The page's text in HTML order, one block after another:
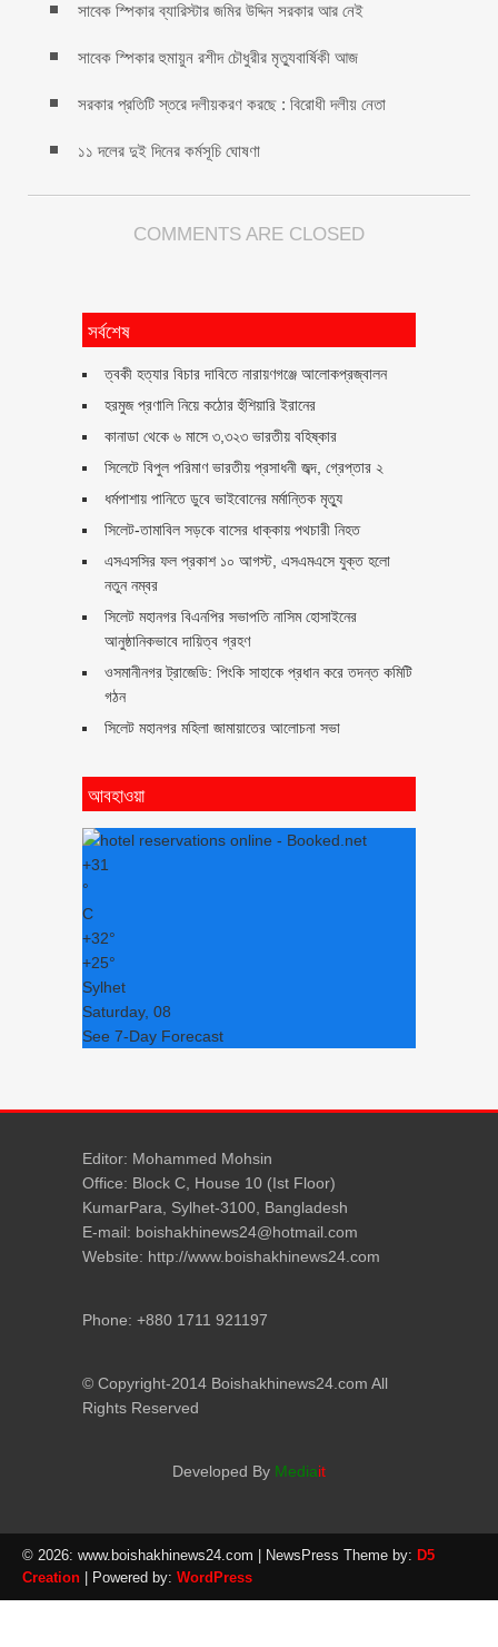
সাবেক স্পিকার ব্যারিস্টার জমির উদ্দিন সরকার আর নেই
সাবেক স্পিকার হুমায়ুন রশীদ চৌধুরীর মৃত্যুবার্ষিকী আজ
সরকার প্রতিটি স্তরে দলীয়করণ করছে : বিরোধী দলীয় নেতা
১১ দলের দুই দিনের কর্মসূচি ঘোষণা
COMMENTS ARE CLOSED
সর্বশেষ
ত্বকী হত্যার বিচার দাবিতে নারায়ণগঞ্জে আলোকপ্রজ্বালন
হরমুজ প্রণালি নিয়ে কঠোর হুঁশিয়ারি ইরানের
কানাডা থেকে ৬ মাসে ৩,৩২৩ ভারতীয় বহিষ্কার
সিলেটে বিপুল পরিমাণ ভারতীয় প্রসাধনী জব্দ, গ্রেপ্তার ২
ধর্মপাশায় পানিতে ডুবে ভাইবোনের মর্মান্তিক মৃত্যু
সিলেট-তামাবিল সড়কে বাসের ধাক্কায় পথচারী নিহত
এসএসসির ফল প্রকাশ ১০ আগস্ট, এসএমএসে যুক্ত হলো
নতুন নম্বর
সিলেট মহানগর বিএনপির সভাপতি নাসিম হোসাইনের
আনুষ্ঠানিকভাবে দায়িত্ব গ্রহণ
ওসমানীনগর ট্রাজেডি: পিংকি সাহাকে প্রধান করে তদন্ত কমিটি
গঠন
সিলেট মহানগর মহিলা জামায়াতের আলোচনা সভা
আবহাওয়া
+31
°
C
+32°
+25°
Sylhet
Saturday, 08
See 7-Day Forecast
Editor: Mohammed Mohsin
Office: Block C, House 10 (Ist Floor)
KumarPara, Sylhet-3100, Bangladesh
E-mail: boishakhinews24@hotmail.com
Website: http://www.boishakhinews24.com
Phone: +880 1711 921197
© Copyright-2014 Boishakhinews24.com All
Rights Reserved
Developed By Mediait
© 2026: www.boishakhinews24.com | NewsPress Theme by: D5
Creation | Powered by: WordPress